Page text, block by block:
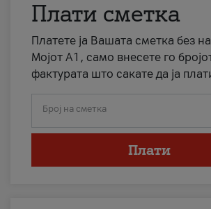
Плати сметка
Платете ја Вашата сметка без
Мојот А1, само внесете го
фактурата што сакате да ја
Број на сметка
Плати